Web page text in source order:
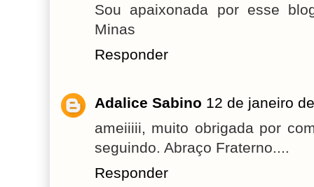
Sou apaixonada por esse
Minas
Responder
Adalice Sabino 12 de janeiro
ameiiiii, muito obrigada por
seguindo. Abraço Fraterno....
Responder